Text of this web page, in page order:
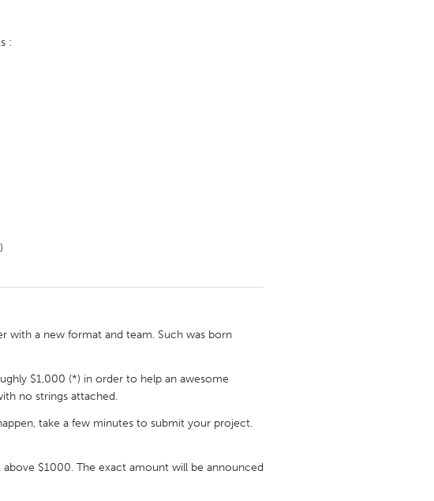
:
with a new format and team. Such was born
$1,000 (*) in order to help an awesome
no strings attached.
take a few minutes to submit your project.
$1000. The exact amount will be announced